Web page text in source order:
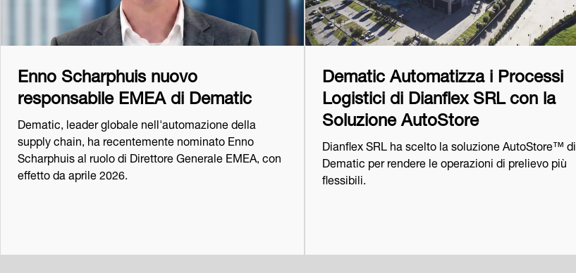
Enno Scharphuis nuovo
responsabile EMEA di Dematic
Dematic, leader globale nell'automazione della
supply chain, ha recentemente nominato Enno
Scharphuis al ruolo di Direttore Generale EMEA, con
effetto da aprile 2026.
Dematic Automatizza i Processi
Logistici di Dianflex SRL con la
Soluzione AutoStore
Dianflex SRL ha scelto la soluzione AutoStore™ di
Dematic per rendere le operazioni di prelievo più
flessibili.